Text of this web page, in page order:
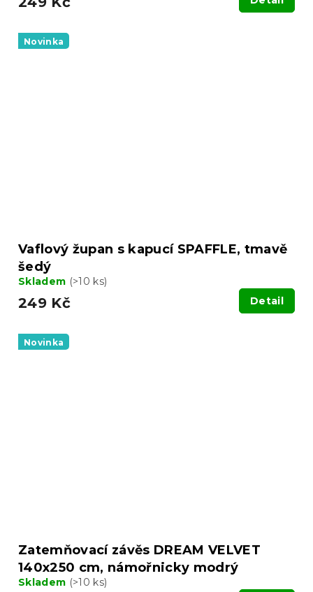
Novinka
Vaflový župan s kapucí SPAFFLE, tmavě
šedý
Skladem (>10 ks)
249 Kč Detail
Novinka
Zatemňovací závěs DREAM VELVET
140x250 cm, námořnicky modrý
Skladem (>10 ks)